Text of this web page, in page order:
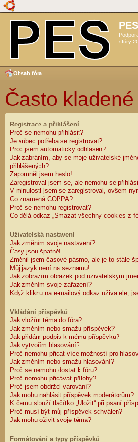
PES
sféry
Obsah fóra
Často
Registrace a přihlášení
Proč se nemohu přihlásit?
Je vůbec potřeba se registrovat?
Proč jsem automaticky odhlášen?
Jak zabráním, aby se moje uživatelské
přihlášených?
Zapomněl jsem heslo!
Zaregistroval jsem se, ale nemohu se
V minulosti jsem se zaregistroval, ovšem
Co znamená COPPA?
Proč se nemohu registrovat?
Co dělá odkaz „Smazat všechny cookies z
Uživatelská nastavení
Jak změním svoje nastavení?
Časy jsou špatně!
Změnil jsem časové pásmo, ale je to stále
Můj jazyk není na seznamu!
Jak zobrazím obrázek pod uživatelským
Jak změním svoje zařazení?
Když kliknu na e-mailový odkaz uživatele,
Vkládání příspěvků
Jak vložím téma do fóra?
Jak změním nebo smažu příspěvek?
Jak přidám podpis k mému příspěvku?
Jak vytvořím hlasování?
Proč nemohu přidat více možností pro
Jak změním nebo smažu hlasování?
Proč se nemohu dostat k fóru?
Proč nemohu přidávat přílohy?
Proč jsem obdržel varování?
Jak mohu nahlásit příspěvek moderátorům?
K čemu slouží tlačítko „Uložit“ při psaní
Proč musí být můj příspěvek schválen?
Jak mohu oživit svoje téma?
Formátování a typy příspěvků